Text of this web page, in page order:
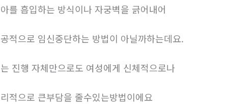
를 흡입하는 방식이나 자궁벽을 긁어내어
적으로 임신중단하는 방법이 아닐까하는데요.
진행 자체만으로도 여성에게 신체적으로나
적으로 큰부담을 줄수있는방법이에요